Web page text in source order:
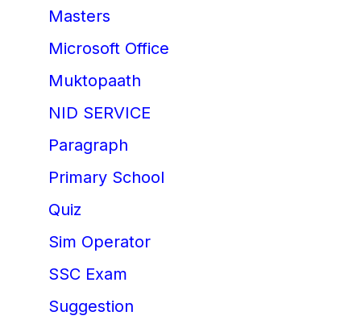
Masters
Microsoft Office
Muktopaath
NID SERVICE
Paragraph
Primary School
Quiz
Sim Operator
SSC Exam
Suggestion